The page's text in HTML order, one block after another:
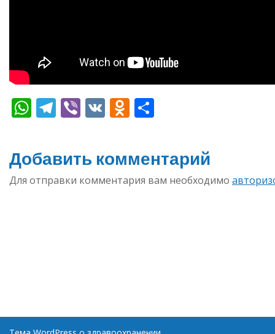
WhatsApp
Telegram
Viber
VK Odnoklassniki
Добавить комментарий
Для отправки комментария вам необходимо